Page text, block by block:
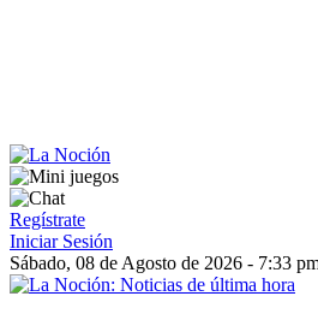
Regístrate
Iniciar Sesión
Sábado, 08 de Agosto de 2026 - 7:33